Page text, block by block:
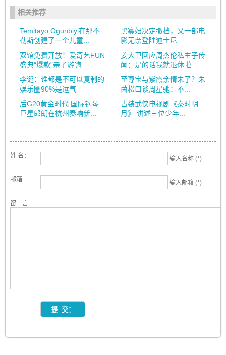
相关推荐
Temitayo Ogunbiyi在那不
勒斯创建了一个儿童...
黑寡妇决定撤档，又一部电
影无奈登陆迪士尼
双馆免费开放！爱奇艺FUN
盛典“爆款”亲子游嗨...
姜大卫回应周杰伦私生子传
闻：是的话我就退休啦
李诞：谁都是不可以复制的
娱乐圈90%是运气
至尊宝与紫霞余情未了？朱
茵松口谈周星驰：不...
后G20黄金时代 国际钢琴
巨星郎朗在杭州奏响新...
古装武侠电视剧《秦时明
月》 讲述三位少年...
姓 名： 输入名称 (*)
邮箱 输入邮箱 (*)
留 言: